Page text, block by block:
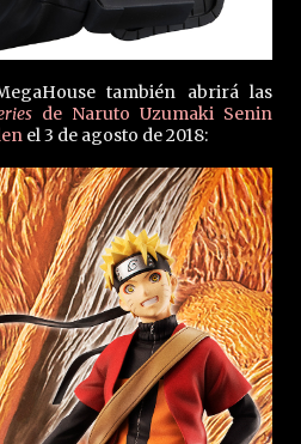
también abrirá las
de Naruto Uzumaki Senin
el 3 de agosto de 2018: